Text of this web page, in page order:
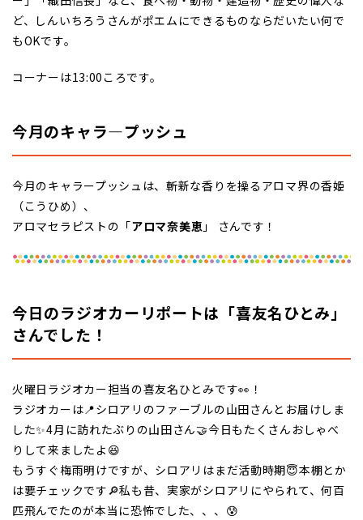
ど、しんいちろうさんがポエムにできるものならだいたい何で
もOKです。
コーナーは13:00ころです。
今月のキャラ―プッシュ
今月のキャラープッシュは、斬新な香りを操るアロマ界の香姫
（こうひめ）、
アロマセラピストの「アロマ奈美恵 」 さんです！
今日のラジオカーリポートは「喜友名ひとみ」
さんでした！
火曜日ラジオカー担当の喜友名ひとみです👀！
ラジオカーは📍シロアリのファーブルの山田さんとお届けしま
した✨4月に訪れたぶりの山田さん🤝今日もたくさんおしゃべ
りして来ましたよ😆
もうすぐ梅雨明けですが、シロアリはまだ活動時期😇本棚とか
は要チェックです🔎私も昔、実家がシロアリにやられて、何百
匹飛んでたのが本当に恐怖でした、、、😰